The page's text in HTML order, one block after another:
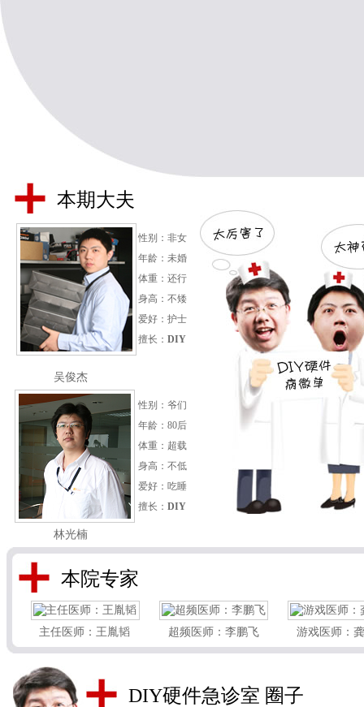
本期大夫
性别：非女
年龄：未婚
体重：还行
身高：不矮
爱好：护士
擅长： DIY
吴俊杰
性别：爷们
年龄：80后
体重：超载
身高：不低
爱好：吃睡
擅长： DIY
林光楠
本院专家
主任医师：王胤韬 超频医师：李鹏飞 游戏医师：
DIY硬件急诊室 圈子